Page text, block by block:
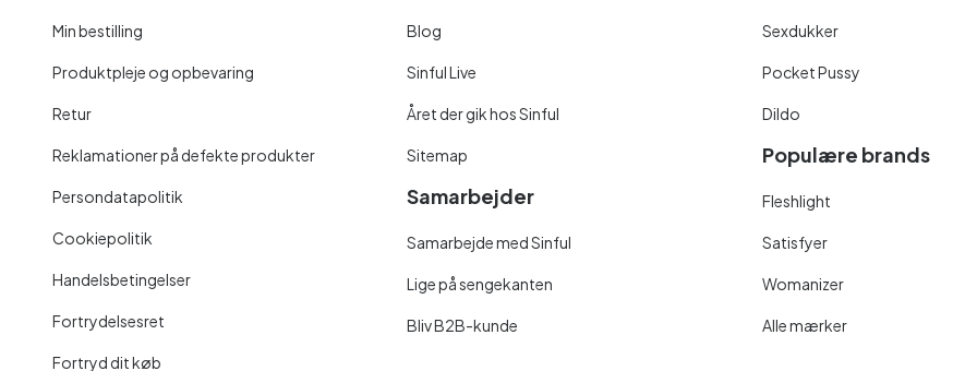
Min bestilling
Produktpleje og opbevaring
Retur
Reklamationer på defekte produkter
Persondatapolitik
Cookiepolitik
Handelsbetingelser
Fortrydelsesret
Fortryd dit køb
Blog
Sinful Live
Året der gik hos Sinful
Sitemap
Samarbejder
Samarbejde med Sinful
Lige på sengekanten
Bliv B2B-kunde
Sexdukker
Pocket Pussy
Dildo
Populære brands
Fleshlight
Satisfyer
Womanizer
Alle mærker